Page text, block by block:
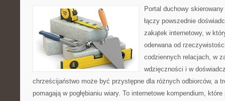
Portal duchowy
łączy powszednie
zakątek internetowy, w
oderwana od
codziennych relacjach, w
wdzięczności i w
chrześcijaństwo może być przystępne dla różnych odbiorców, a
pomagają w pogłębianiu wiary. To internetowe kompendium,